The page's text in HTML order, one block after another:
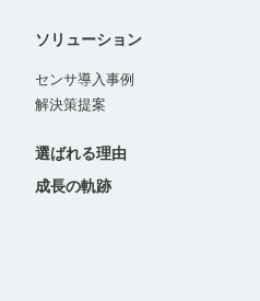
ソリューション
センサ導入事例
解決策提案
選ばれる理由
成長の軌跡